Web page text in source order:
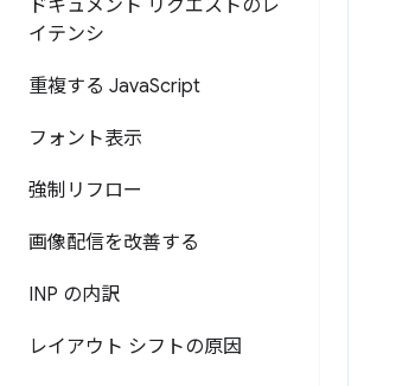
ドキュメント リクエストのレ
イテンシ
重複する JavaScript
フォント表示
強制リフロー
画像配信を改善する
INP の内訳
レイアウト シフトの原因